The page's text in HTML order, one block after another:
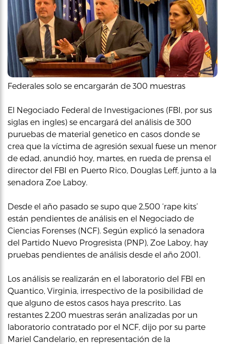
Federales solo se encargarán de 300 muestras
El Negociado Federal de Investigaciones (FBI, por sus
siglas en ingles) se encargará del análisis de 300
puruebas de material genetico en casos donde se
crea que la víctima de agresión sexual fuese un menor
de edad, anundió hoy, martes, en rueda de prensa el
director del FBI en Puerto Rico, Douglas Leff, junto a la
senadora Zoe Laboy.
Desde el año pasado se supo que 2,500 ‘rape kits’
están pendientes de análisis en el Negociado de
Ciencias Forenses (NCF). Según explicó la senadora
del Partido Nuevo Progresista (PNP), Zoe Laboy, hay
pruebas pendientes de análisis desde el año 2001.
Los análisis se realizarán en el laboratorio del FBI en
Quantico, Virginia, irrespectivo de la posibilidad de
que alguno de estos casos haya prescrito. Las
restantes 2.200 muestras serán analizadas por un
laboratorio contratado por el NCF, dijo por su parte
Mariel Candelario, en representación de la